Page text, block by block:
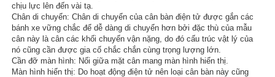
chịu lực lên đến vài tạ.
Chân di chuyển: Chân di chuyển của cân bàn điện tử được gắn các
bánh xe vững chắc để dễ dàng di chuyển hơn bởi đặc thù của mẫu
cân này là cân các khối chuyển vận nặng, do đó cấu trúc vật lý của
nó cũng cần được gia cố chắc chắn cùng trọng lượng lớn.
Cần đỡ màn hình: Nối giữa mặt cân mang màn hình hiển thị.
Màn hình hiển thị: Do hoạt động điện tử nên loại cân bàn này cũng